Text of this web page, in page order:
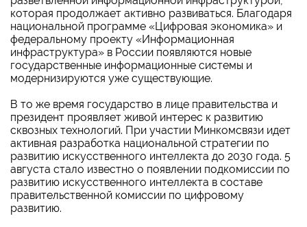
которая продолжает активно развиваться. Благодаря
национальной программе «Цифровая экономика» и
федеральному проекту «Информационная
инфраструктура» в России появляются новые
государственные информационные системы и
модернизируются уже существующие.
В то же время государство в лице правительства и
президент проявляет живой интерес к развитию
сквозных технологий. При участии Минкомсвязи идет
активная разработка национальной стратегии по
развитию искусственного интеллекта до 2030 года. 5
августа стало известно о появлении подкомиссии по
развитию искусственного интеллекта в составе
правительственной комиссии по цифровому
развитию.